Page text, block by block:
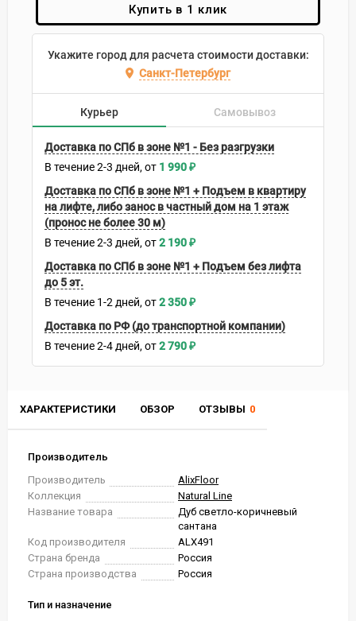
ХАРАКТЕРИСТИКИ ОБЗОР ОТЗЫВЫ 0
Производитель
Производитель
AlixFloor
Коллекция
Natural Line
Название товара
Дуб светло-коричневый
сантана
Код производителя
ALX491
Страна бренда
Россия
Страна производства
Россия
Тип и назначение
Купить в 1 клик
Укажите город для расчета стоимости доставки:
Санкт-Петербург
Курьер Самовывоз
Доставка по СПб в зоне №1 - Без разгрузки
В течение2-3 дней 1 990₽
Доставка по СПб в зоне №1 + Подъем в квартиру
на лифте, либо занос в частный дом на 1 этаж
(пронос не более 30 м)
В течение2-3 дней 2 190₽
Доставка по СПб в зоне №1 + Подъем без лифта
до 5 эт.
В течение 1-2 дней 2 350₽
Доставка по РФ (до транспортной компании)
В течение2-4 дней 2 790₽